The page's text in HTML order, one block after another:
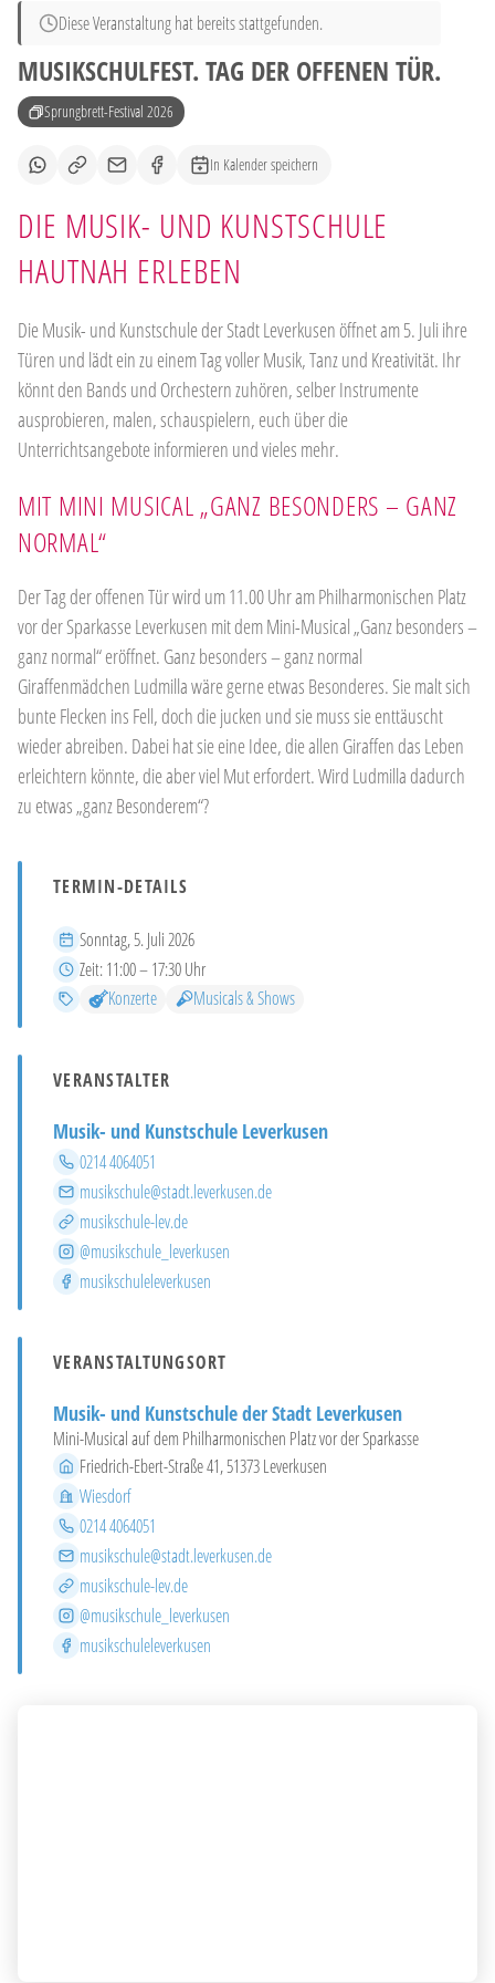
Diese Veranstaltung hat bereits stattgefunden.
MUSIKSCHULFEST. TAG DER OFFENEN TÜR.
Sprungbrett-Festival 2026
In Kalender speichern
DIE MUSIK- UND KUNSTSCHULE
HAUTNAH ERLEBEN
Die Musik- und Kunstschule der Stadt Leverkusen öffnet am 5. Juli ihre
Türen und lädt ein zu einem Tag voller Musik, Tanz und Kreativität. Ihr
könnt den Bands und Orchestern zuhören, selber Instrumente
ausprobieren, malen, schauspielern, euch über die
Unterrichtsangebote informieren und vieles mehr.
MIT MINI MUSICAL „GANZ BESONDERS – GANZ
NORMAL“
Der Tag der offenen Tür wird um 11.00 Uhr am Philharmonischen Platz
vor der Sparkasse Leverkusen mit dem Mini-Musical „Ganz besonders –
ganz normal“ eröffnet. Ganz besonders – ganz normal
Giraffenmädchen Ludmilla wäre gerne etwas Besonderes. Sie malt sich
bunte Flecken ins Fell, doch die jucken und sie muss sie enttäuscht
wieder abreiben. Dabei hat sie eine Idee, die allen Giraffen das Leben
erleichtern könnte, die aber viel Mut erfordert. Wird Ludmilla dadurch
zu etwas „ganz Besonderem“?
TERMIN-DETAILS
Datum
Sonntag, 5. Juli 2026
Zeit
Zeit:11:00 – 17:30 Uhr
Kategorien
Konzerte Musicals & Shows
VERANSTALTER
Musik- und Kunstschule Leverkusen
Telefon
0214 4064051
E-Mail
musikschule@stadt.leverkusen.de
Website
musikschule-lev.de
Instagram
@musikschule_leverkusen
Facebook
musikschuleleverkusen
VERANSTALTUNGSORT
Musik- und Kunstschule der Stadt Leverkusen
Mini-Musical auf dem Philharmonischen Platz vor der Sparkasse
Adresse
Friedrich-Ebert-Straße 41, 51373 Leverkusen
Stadtteil
Wiesdorf
Telefon
0214 4064051
E-Mail
musikschule@stadt.leverkusen.de
Website
musikschule-lev.de
Instagram
@musikschule_leverkusen
Facebook
musikschuleleverkusen